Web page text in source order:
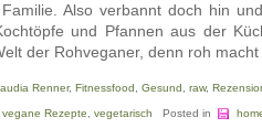
Also verbannt doch hin
und Pfannen aus der
der Rohveganer, denn roh
Renner, Fitnessfood Gesund raw,
vegane Rezepte vegetarisch Posted in